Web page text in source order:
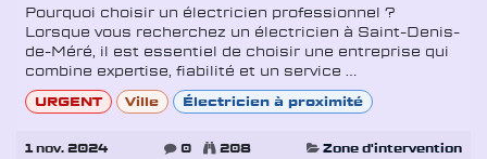
Pourquoi choisir un électricien professionnel ?
Lorsque vous recherchez un électricien à Saint-Denis-
de-Méré, il est essentiel de choisir une entreprise qui
combine expertise, fiabilité et un service ...
URGENT Ville Électricien à proximité
1 nov. 2024 0 208 Zone d'intervention